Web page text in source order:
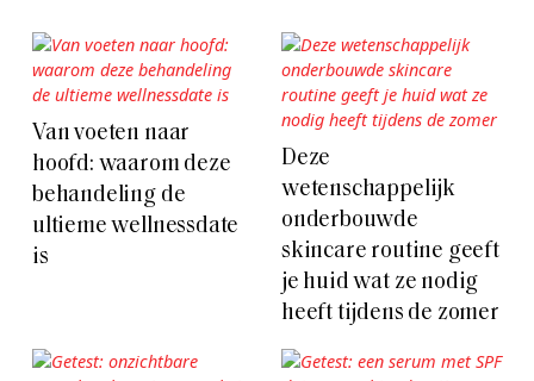
Van voeten naar
hoofd: waarom deze
behandeling de
ultieme wellnessdate
is
Deze
wetenschappelijk
onderbouwde
skincare routine geeft
je huid wat ze nodig
heeft tijdens de zomer